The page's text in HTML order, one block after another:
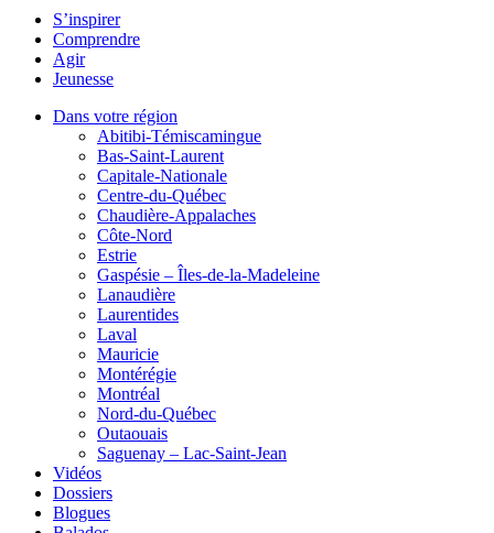
S’inspirer
Comprendre
Agir
Jeunesse
Dans votre région
Abitibi-Témiscamingue
Bas-Saint-Laurent
Capitale-Nationale
Centre-du-Québec
Chaudière-Appalaches
Côte-Nord
Estrie
Gaspésie – Îles-de-la-Madeleine
Lanaudière
Laurentides
Laval
Mauricie
Montérégie
Montréal
Nord-du-Québec
Outaouais
Saguenay – Lac-Saint-Jean
Vidéos
Dossiers
Blogues